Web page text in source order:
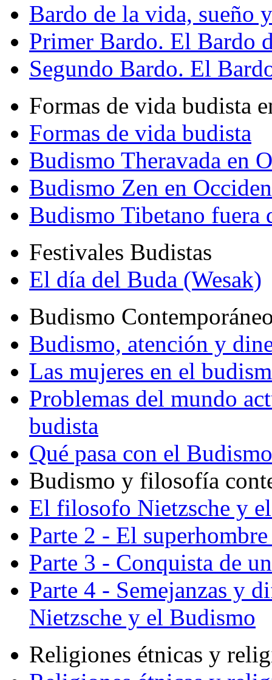
Bardo de la vida, sueño
Primer Bardo. El Bardo
Segundo Bardo. El
Formas de vida budista
Formas de vida budista
Budismo Theravada en
Budismo Zen en
Budismo Tibetano fuera
Festivales Budistas
El día del Buda (Wesak)
Budismo
Budismo, atención y
Las mujeres en el
Problemas del mundo
budista
Qué pasa con el
Budismo y filosofía
El filosofo Nietzsche y
Parte 2 - El
Parte 3 - Conquista de
Parte 4 - Semejanzas y
Nietzsche y el Budismo
Religiones étnicas y